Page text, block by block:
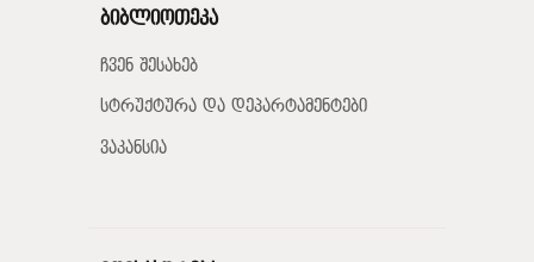
ბიბლიოთეკა
ჩვენ შესახებ
სტრუქტურა და დეპარტამენტები
ვაკანსია